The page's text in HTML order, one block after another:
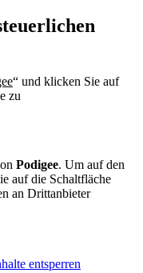
“ und klicken Sie auf
zu
Podigee. Um auf den
auf die Schaltfläche
an Drittanbieter
entsperren